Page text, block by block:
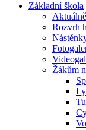
Základní škola
Aktuálně
Rozvrh
Žákům